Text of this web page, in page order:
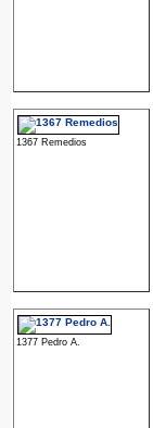
1367 Remedios
1377 Pedro A.